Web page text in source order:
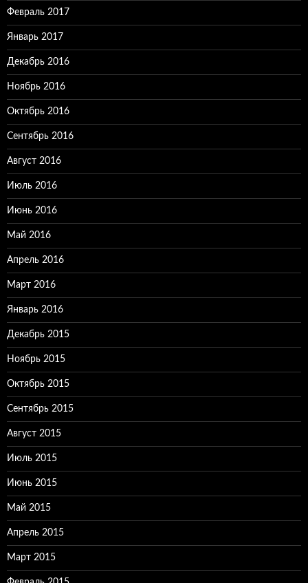
Февраль 2017
Январь 2017
Декабрь 2016
Ноябрь 2016
Октябрь 2016
Сентябрь 2016
Август 2016
Июль 2016
Июнь 2016
Май 2016
Апрель 2016
Март 2016
Январь 2016
Декабрь 2015
Ноябрь 2015
Октябрь 2015
Сентябрь 2015
Август 2015
Июль 2015
Июнь 2015
Май 2015
Апрель 2015
Март 2015